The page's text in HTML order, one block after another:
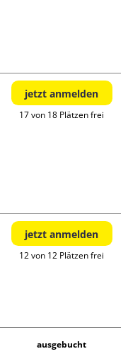
jetzt anmelden
17 von 18 Plätzen frei
jetzt anmelden
12 von 12 Plätzen frei
ausgebucht